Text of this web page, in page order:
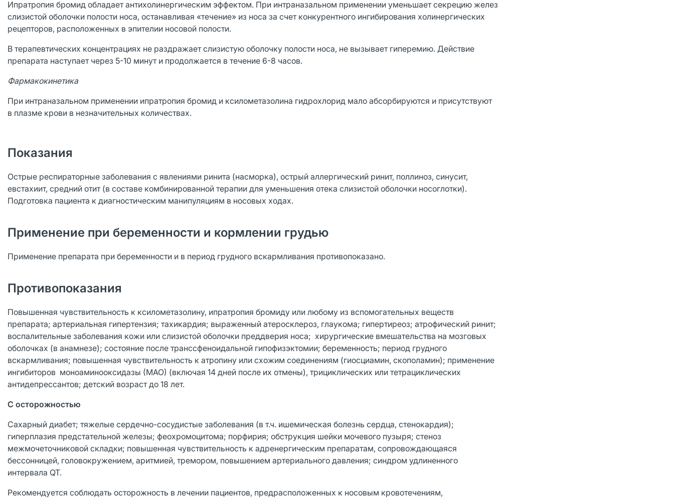
Ипратропия бромид обладает антихолинергическим эффектом. При интраназальном применении уменьшает секрецию желез
слизистой оболочки полости носа, останавливая «течение» из носа за счет конкурентного ингибирования холинергических
рецепторов, расположенных в эпителии носовой полости.
В терапевтических концентрациях не раздражает слизистую оболочку полости носа, не вызывает гиперемию. Действие
препарата наступает через 5-10 минут и продолжается в течение 6-8 часов.
Фармакокинетика
При интраназальном применении ипратропия бромид и ксилометазолина гидрохлорид мало абсорбируются и присутствуют
в плазме крови в незначительных количествах.
Показания
Острые респираторные заболевания с явлениями ринита (насморка), острый аллергический ринит, поллиноз, синусит,
евстахиит, средний отит (в составе комбинированной терапии для уменьшения отека слизистой оболочки носоглотки).
Подготовка пациента к диагностическим манипуляциям в носовых ходах.
Применение при беременности и кормлении грудью
Применение препарата при беременности и в период грудного вскармливания противопоказано.
Противопоказания
Повышенная чувствительность к ксилометазолину, ипратропия бромиду или любому из вспомогательных веществ
препарата; артериальная гипертензия; тахикардия; выраженный атеросклероз, глаукома; гипертиреоз; атрофический ринит;
воспалительные заболевания кожи или слизистой оболочки преддверия носа; хирургические вмешательства на мозговых
оболочках (в анамнезе); состояние после транссфеноидальной гипофизэктомии; беременность; период грудного
вскармливания; повышенная чувствительность к атропину или схожим соединениям (гиосциамин, скополамин); применение
ингибиторов моноаминооксидазы (МАО) (включая 14 дней после их отмены), трициклических или тетрациклических
антидепрессантов; детский возраст до 18 лет.
С осторожностью
Сахарный диабет; тяжелые сердечно-сосудистые заболевания (в т.ч. ишемическая болезнь сердца, стенокардия);
гиперплазия предстательной железы; феохромоцитома; порфирия; обструкция шейки мочевого пузыря; стеноз
межмочеточниковой складки; повышенная чувствительность к адренергическим препаратам, сопровождающаяся
бессонницей, головокружением, аритмией, тремором, повышением артериального давления; синдром удлиненного
интервала QT.
Рекомендуется соблюдать осторожность в лечении пациентов, предрасположенных к носовым кровотечениям,